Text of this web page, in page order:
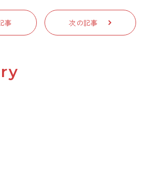
事 次の記事